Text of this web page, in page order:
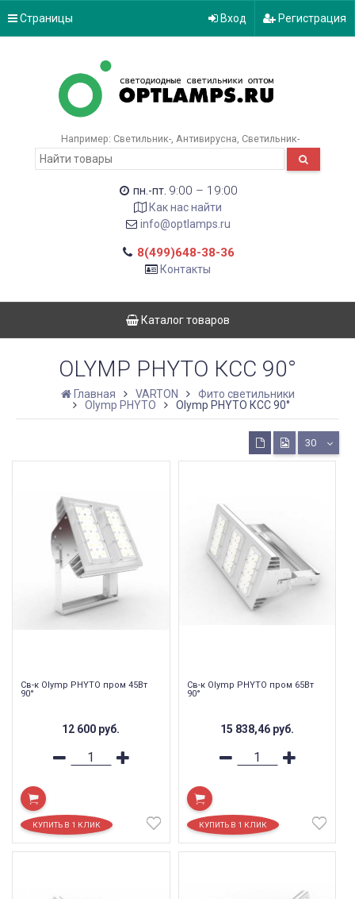
Страницы Вход Регистрация
Например: Светильник- Антивирусна Светильник-
пн.-пт. 9:00 – 19:00
Как нас найти
info@optlamps.ru
8(499)648-38-36
Контакты
Каталог товаров
OLYMP PHYTO КСС 90°
Главная VARTON
Фито светильники
Olymp PHYTO
Olymp PHYTO КСС 90°
30
Св-к Olymp PHYTO пром 45Вт
90°
12 600 руб.
Св-к Olymp PHYTO пром 65Вт
90°
15 838,46 руб.